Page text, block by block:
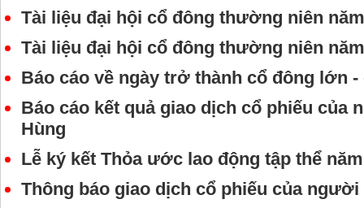
Tài liệu đại hội cổ đông thường niên
Tài liệu đại hội cổ đông thường niên
Báo cáo về ngày trở thành cổ đông lớn
Báo cáo kết quả giao dịch cổ phiếu của
Hùng
Lễ ký kết Thỏa ước lao động tập thể
Thông báo giao dịch cổ phiếu của